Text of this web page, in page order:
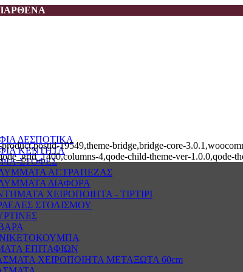
ΔΕΣΠΟΤΙΚΑ
ΚΕΝΤΗΤΑ
ΣΤΟΦΕΣ
ΑΓ.ΤΡΑΠΕΖΑΣ
ΔΙΑΦΟΡΑ
ΧΕΙΡΟΠΟΙΗΤΑ - ΤΙΡΤΙΡΙ
ΣΤΟΛΙΣΜΟΥ
ΕΠΙΤΑΦΙΩΝ
ΧΕΙΡΟΠΟΙΗΤΑ ΜΕΤΑΞΩΤΑ 60cm
19549,theme-bridge,bridge-core-
4,qode-child-theme-ver-